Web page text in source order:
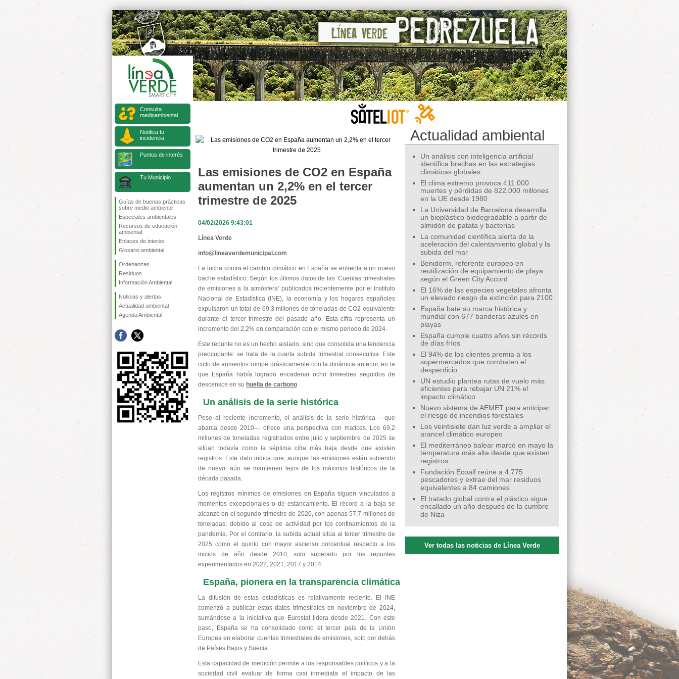
Consulta
medioambiental
Notifica tu
incidencia
Puntos de interés
Tu Municipio
Guías de buenas prácticas
sobre medio ambiente
Especiales ambientales
Recursos de educación
ambiental
Enlaces de interés
Glosario ambiental
Ordenanzas
Residuos
Información Ambiental
Noticias y alertas
Actualidad ambiental
Agenda Ambiental
Las emisiones de CO2 en España
aumentan un 2,2% en el tercer
trimestre de 2025
04/02/2026 9:43:01
Línea Verde
info@lineaverdemunicipal.com
La lucha contra el cambio climático en España se enfrenta a un nuevo
bache estadístico. Según los últimos datos de las ‘Cuentas trimestrales
de emisiones a la atmósfera’ publicados recientemente por el Instituto
Nacional de Estadística (INE), la economía y los hogares españoles
expulsaron un total de 69,3 millones de toneladas de CO2 equivalente
durante el tercer trimestre del pasado año. Esta cifra representa un
incremento del 2,2% en comparación con el mismo periodo de 2024.
Este repunte no es un hecho aislado, sino que consolida una tendencia
preocupante: se trata de la cuarta subida trimestral consecutiva. Este
ciclo de aumentos rompe drásticamente con la dinámica anterior, en la
que España había logrado encadenar ocho trimestres seguidos de
descensos en su huella de carbono.
Un análisis de la serie histórica
Pese al reciente incremento, el análisis de la serie histórica —que
abarca desde 2010— ofrece una perspectiva con matices. Los 69,2
millones de toneladas registrados entre julio y septiembre de 2025 se
sitúan todavía como la séptima cifra más baja desde que existen
registros. Este dato indica que, aunque las emisiones están subiendo
de nuevo, aún se mantienen lejos de los máximos históricos de la
década pasada.
Los registros mínimos de emisiones en España siguen vinculados a
momentos excepcionales o de estancamiento. El récord a la baja se
alcanzó en el segundo trimestre de 2020, con apenas 57,7 millones de
toneladas, debido al cese de actividad por los confinamientos de la
pandemia. Por el contrario, la subida actual sitúa al tercer trimestre de
2025 como el quinto con mayor ascenso porcentual respecto a los
inicios de año desde 2010, solo superado por los repuntes
experimentados en 2022, 2021, 2017 y 2014.
España, pionera en la transparencia climática
La difusión de estas estadísticas es relativamente reciente. El INE
comenzó a publicar estos datos trimestrales en noviembre de 2024,
sumándose a la iniciativa que Eurostat lidera desde 2021. Con este
paso, España se ha consolidado como el tercer país de la Unión
Europea en elaborar cuentas trimestrales de emisiones, solo por detrás
de Países Bajos y Suecia.
Esta capacidad de medición permite a los responsables políticos y a la
sociedad civil evaluar de forma casi inmediata el impacto de las
Actualidad ambiental
Un análisis con inteligencia artificial
identifica brechas en las estrategias
climáticas globales
El clima extremo provoca 411.000
muertes y pérdidas de 822.000 millones
en la UE desde 1980
La Universidad de Barcelona desarrolla
un bioplástico biodegradable a partir de
almidón de patata y bacterias
La comunidad científica alerta de la
aceleración del calentamiento global y la
subida del mar
Benidorm, referente europeo en
reutilización de equipamiento de playa
según el Green City Accord
El 16% de las especies vegetales afronta
un elevado riesgo de extinción para 2100
España bate su marca histórica y
mundial con 677 banderas azules en
playas
España cumple cuatro años sin récords
de días fríos
El 94% de los clientes premia a los
supermercados que combaten el
desperdicio
UN estudio plantea rutas de vuelo más
eficientes para rebajar UN 21% el
impacto climático
Nuevo sistema de AEMET para anticipar
el riesgo de incendios forestales
Los veintisiete dan luz verde a ampliar el
arancel climático europeo
El mediterráneo balear marcó en mayo la
temperatura más alta desde que existen
registros
Fundación Ecoalf reúne a 4.775
pescadores y extrae del mar residuos
equivalentes a 84 camiones
El tratado global contra el plástico sigue
encallado un año después de la cumbre
de Niza
Ver todas las noticias de Línea Verde